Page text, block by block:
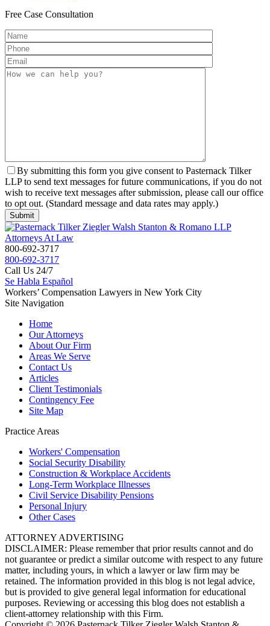
Free Case Consultation
By submitting this form you give consent to Pasternack Tilker
LLP to send text messages for future communications, if you do not
wish to receive text messages after submission, please call our office
to opt out. (Standard message and data rates may apply.)
800-692-3717
800-692-3717
Call Us 24/7
Se Habla Español
Workers’ Compensation Lawyers in New York City
Site Navigation
Home
Our Attorneys
About Our Firm
Areas We Serve
Contact Us
Articles
Client Testimonials
Contingency Fee
Site Map
Practice Areas
Workers' Compensation
Social Security Disability
Construction & Workplace Accidents
Long-Term Workplace Illnesses
Civil Service Disability Pensions
Personal Injury
OtherCases
ATTORNEY ADVERTISING
DISCLAIMER: Please remember that prior results cannot and do
not guarantee or predict a similar outcome with respect to any future
matter, including yours, in which a lawyer or law firm may be
retained. The information provided in this blog is not legal advice,
but is provided to give general legal information for educational
purposes. Reviewing or accessing this blog does not establish a
client-attorney relationship with this Firm.